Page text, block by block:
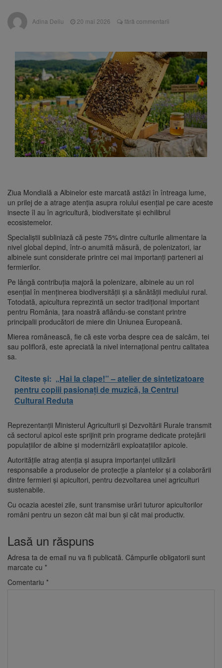
6 august 2026
Ucrainei încă 1,4 miliarde de euro din
în unele benzinării
6 august 2026
Fuego vine la Zărnești.
Recital special pe scena Festivalului „Ecoul
Pietrei Craiului”, pe 2 octombrie
Adina Deliu 20 mai 2026 fără commentarii
Ziua Mondială a Albinelor este marcată astăzi în întreaga lume,
un prilej de a atrage atenția asupra rolului esențial pe care aceste
insecte îl au în agricultură, biodiversitate și echilibrul
ecosistemelor.
Specialiștii subliniază că peste 75% dintre culturile alimentare la
nivel global depind, într-o anumită măsură, de polenizatori, iar
albinele sunt considerate printre cei mai importanți parteneri ai
fermierilor.
Pe lângă contribuția majoră la polenizare, albinele au un rol
esențial în menținerea biodiversității și a sănătății mediului rural.
Totodată, apicultura reprezintă un sector tradițional important
pentru România, țara noastră aflându-se constant printre
principalii producători de miere din Uniunea Europeană.
Mierea românească, fie că este vorba despre cea de salcâm, tei
sau polifloră, este apreciată la nivel internațional pentru calitatea
sa.
Citeste și: „Hai la clape!” – atelier de sintetizatoare
pentru copiii pasionați de muzică, la Centrul
Cultural Reduta
Reprezentanții Ministerul Agriculturii și Dezvoltării Rurale transmit
că sectorul apicol este sprijinit prin programe dedicate protejării
populațiilor de albine și modernizării exploatațiilor apicole.
Autoritățile atrag atenția și asupra importanței utilizării
responsabile a produselor de protecție a plantelor și a colaborării
dintre fermieri și apicultori, pentru dezvoltarea unei agriculturi
sustenabile.
Cu ocazia acestei zile, sunt transmise urări tuturor apicultorilor
români pentru un sezon cât mai bun și cât mai productiv.
Lasă un răspuns
Adresa ta de email nu va fi publicată. Câmpurile obligatorii sunt
marcate cu *
Comentariu *